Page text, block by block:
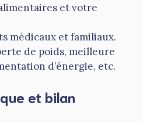
et votre
médicaux et familiaux.
de poids, meilleure
d’énergie, etc.
et bilan